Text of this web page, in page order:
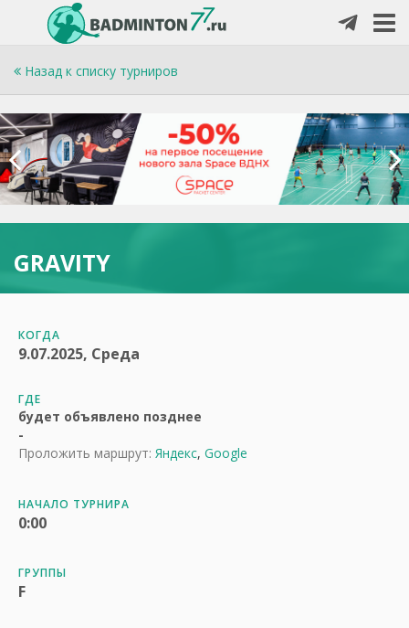
Назад к списку турниров
GRAVITY
КОГДА
9.07.2025, Среда
ГДЕ
будет объявлено позднее
-
Проложить маршрут: Яндекс, Google
НАЧАЛО ТУРНИРА
0:00
ГРУППЫ
F